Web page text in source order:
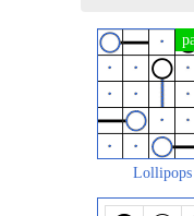
Lollipops